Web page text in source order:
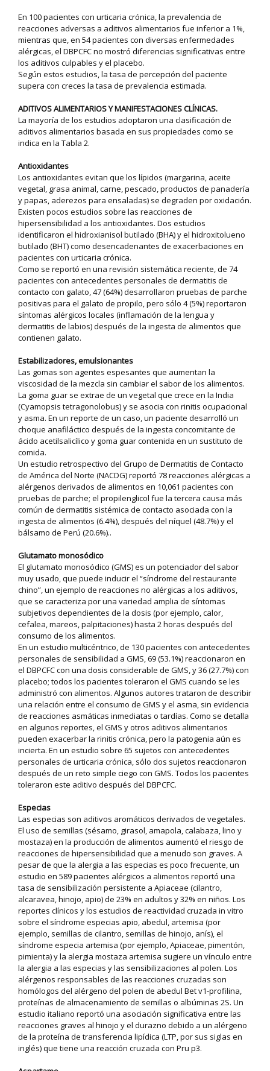
En 100 pacientes con urticaria crónica, la prevalencia de
reacciones adversas a aditivos alimentarios fue inferior a 1%,
mientras que, en 54 pacientes con diversas enfermedades
alérgicas, el DBPCFC no mostró diferencias significativas entre
los aditivos culpables y el placebo.
Según estos estudios, la tasa de percepción del paciente
supera con creces la tasa de prevalencia estimada.
ADITIVOS ALIMENTARIOS Y MANIFESTACIONES CLÍNICAS.
La mayoría de los estudios adoptaron una clasificación de
aditivos alimentarios basada en sus propiedades como se
indica en la Tabla 2.
Antioxidantes
Los antioxidantes evitan que los lípidos (margarina, aceite
vegetal, grasa animal, carne, pescado, productos de panadería
y papas, aderezos para ensaladas) se degraden por oxidación.
Existen pocos estudios sobre las reacciones de
hipersensibilidad a los antioxidantes. Dos estudios
identificaron el hidroxianisol butilado (BHA) y el hidroxitolueno
butilado (BHT) como desencadenantes de exacerbaciones en
pacientes con urticaria crónica.
Como se reportó en una revisión sistemática reciente, de 74
pacientes con antecedentes personales de dermatitis de
contacto con galato, 47 (64%) desarrollaron pruebas de parche
positivas para el galato de propilo, pero sólo 4 (5%) reportaron
síntomas alérgicos locales (inflamación de la lengua y
dermatitis de labios) después de la ingesta de alimentos que
contienen galato.
Estabilizadores, emulsionantes
Las gomas son agentes espesantes que aumentan la
viscosidad de la mezcla sin cambiar el sabor de los alimentos.
La goma guar se extrae de un vegetal que crece en la India
(Cyamopsis tetragonolobus) y se asocia con rinitis ocupacional
y asma. En un reporte de un caso, un paciente desarrolló un
choque anafiláctico después de la ingesta concomitante de
ácido acetilsalicílico y goma guar contenida en un sustituto de
comida.
Un estudio retrospectivo del Grupo de Dermatitis de Contacto
de América del Norte (NACDG) reportó 78 reacciones alérgicas a
alérgenos derivados de alimentos en 10,061 pacientes con
pruebas de parche; el propilenglicol fue la tercera causa más
común de dermatitis sistémica de contacto asociada con la
ingesta de alimentos (6.4%), después del níquel (48.7%) y el
bálsamo de Perú (20.6%)..
Glutamato monosódico
El glutamato monosódico (GMS) es un potenciador del sabor
muy usado, que puede inducir el “síndrome del restaurante
chino”, un ejemplo de reacciones no alérgicas a los aditivos,
que se caracteriza por una variedad amplia de síntomas
subjetivos dependientes de la dosis (por ejemplo, calor,
cefalea, mareos, palpitaciones) hasta 2 horas después del
consumo de los alimentos.
En un estudio multicéntrico, de 130 pacientes con antecedentes
personales de sensibilidad a GMS, 69 (53.1%) reaccionaron en
el DBPCFC con una dosis considerable de GMS, y 36 (27.7%) con
placebo; todos los pacientes toleraron el GMS cuando se les
administró con alimentos. Algunos autores trataron de describir
una relación entre el consumo de GMS y el asma, sin evidencia
de reacciones asmáticas inmediatas o tardías. Como se detalla
en algunos reportes, el GMS y otros aditivos alimentarios
pueden exacerbar la rinitis crónica, pero la patogenia aún es
incierta. En un estudio sobre 65 sujetos con antecedentes
personales de urticaria crónica, sólo dos sujetos reaccionaron
después de un reto simple ciego con GMS. Todos los pacientes
toleraron este aditivo después del DBPCFC.
Especias
Las especias son aditivos aromáticos derivados de vegetales.
El uso de semillas (sésamo, girasol, amapola, calabaza, lino y
mostaza) en la producción de alimentos aumentó el riesgo de
reacciones de hipersensibilidad que a menudo son graves. A
pesar de que la alergia a las especias es poco frecuente, un
estudio en 589 pacientes alérgicos a alimentos reportó una
tasa de sensibilización persistente a Apiaceae (cilantro,
alcaravea, hinojo, apio) de 23% en adultos y 32% en niños. Los
reportes clínicos y los estudios de reactividad cruzada in vitro
sobre el síndrome especias apio, abedul, artemisa (por
ejemplo, semillas de cilantro, semillas de hinojo, anís), el
síndrome especia artemisa (por ejemplo, Apiaceae, pimentón,
pimienta) y la alergia mostaza artemisa sugiere un vínculo entre
la alergia a las especias y las sensibilizaciones al polen. Los
alérgenos responsables de las reacciones cruzadas son
homólogos del alérgeno del polen de abedul Bet v1-profilina,
proteínas de almacenamiento de semillas o albúminas 2S. Un
estudio italiano reportó una asociación significativa entre las
reacciones graves al hinojo y el durazno debido a un alérgeno
de la proteína de transferencia lipídica (LTP, por sus siglas en
inglés) que tiene una reacción cruzada con Pru p3.